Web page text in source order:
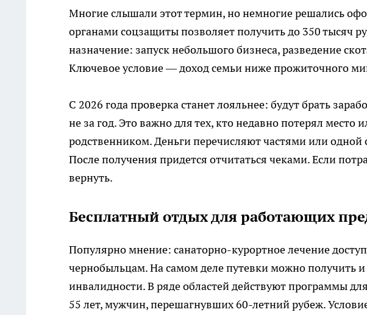
Многие слышали этот термин, но немногие решались
органами соцзащиты позволяет получить до 350 тысяч
назначение: запуск небольшого бизнеса, разведение
Ключевое условие — доход семьи ниже прожиточного
С 2026 года проверка станет лояльнее: будут брать
не за год. Это важно для тех, кто недавно потерял место
родственником. Деньги перечисляют частями или
После получения придется отчитаться чеками. Если
вернуть.
Бесплатный отдых для работающих
Популярно мнение: санаторно-курортное лечение
чернобыльцам. На самом деле путевки можно получить
инвалидности. В ряде областей действуют программы
55 лет, мужчин, перешагнувших 60-летний рубеж.